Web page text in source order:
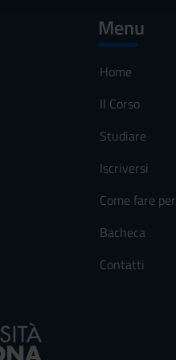
Menu
Home
Il Corso
Studiare
Iscriversi
Come fare per
Bacheca
Contatti